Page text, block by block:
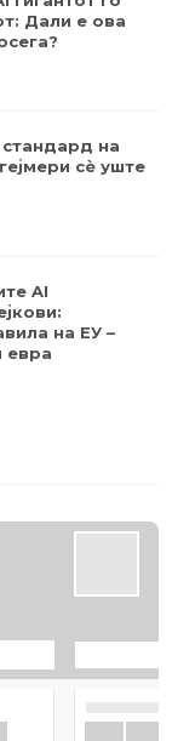
Дали е ова
стандард на
​​сè уште
AI
на ЕУ –
евра